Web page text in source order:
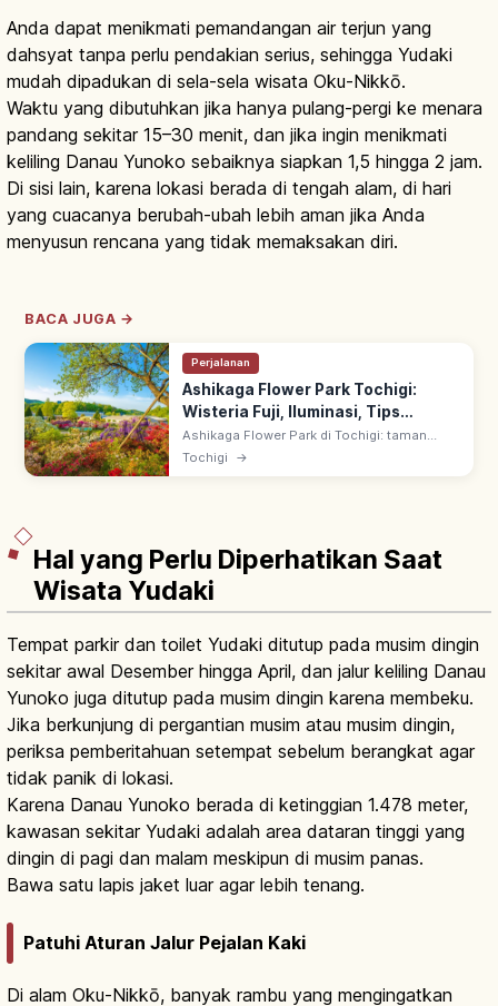
Anda dapat menikmati pemandangan air terjun yang
dahsyat tanpa perlu pendakian serius, sehingga Yudaki
mudah dipadukan di sela-sela wisata Oku-Nikkō.
Waktu yang dibutuhkan jika hanya pulang-pergi ke menara
pandang sekitar 15–30 menit, dan jika ingin menikmati
keliling Danau Yunoko sebaiknya siapkan 1,5 hingga 2 jam.
Di sisi lain, karena lokasi berada di tengah alam, di hari
yang cuacanya berubah-ubah lebih aman jika Anda
menyusun rencana yang tidak memaksakan diri.
BACA JUGA →
Perjalanan
Ashikaga Flower Park Tochigi:
Wisteria Fuji, Iluminasi, Tips
Berkunjung
Ashikaga Flower Park di Tochigi: taman
100.000 m², terkenal dengan pergola
wisteria (fuji) musim semi. Diakui CNN
Tochigi →
Hal yang Perlu Diperhatikan Saat
Wisata Yudaki
Tempat parkir dan toilet Yudaki ditutup pada musim dingin
sekitar awal Desember hingga April, dan jalur keliling Danau
Yunoko juga ditutup pada musim dingin karena membeku.
Jika berkunjung di pergantian musim atau musim dingin,
periksa pemberitahuan setempat sebelum berangkat agar
tidak panik di lokasi.
Karena Danau Yunoko berada di ketinggian 1.478 meter,
kawasan sekitar Yudaki adalah area dataran tinggi yang
dingin di pagi dan malam meskipun di musim panas.
Bawa satu lapis jaket luar agar lebih tenang.
Patuhi Aturan Jalur Pejalan Kaki
Di alam Oku-Nikkō, banyak rambu yang mengingatkan